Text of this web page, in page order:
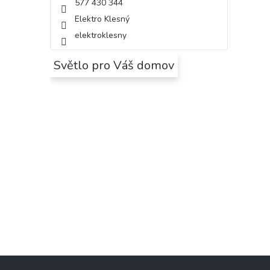
577 430 344
Elektro Klesný
elektroklesny
Světlo pro Váš domov